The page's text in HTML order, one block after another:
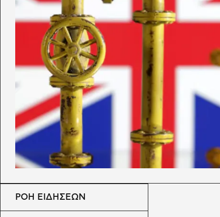
ΡΟΗ ΕΙΔΗΣΕΩΝ